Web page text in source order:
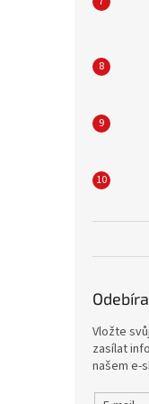
Vložte
zasílat
našem e-